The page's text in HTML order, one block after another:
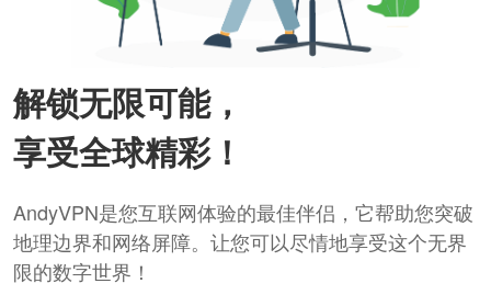
解锁无限可能，
享受全球精彩！
AndyVPN是您互联网体验的最佳伴侣，它帮助您突破
地理边界和网络屏障。让您可以尽情地享受这个无界
限的数字世界！